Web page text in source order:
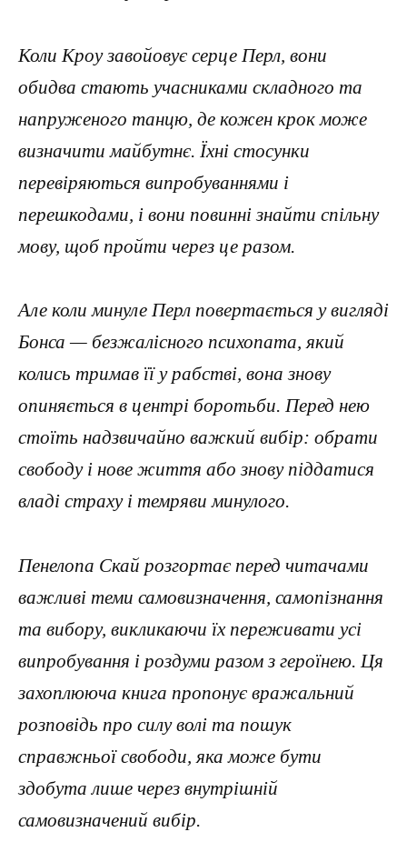
Коли Кроу завойовує серце Перл, вони
обидва стають учасниками складного та
напруженого танцю, де кожен крок може
визначити майбутнє. Їхні стосунки
перевіряються випробуваннями і
перешкодами, і вони повинні знайти спільну
мову, щоб пройти через це разом.
Але коли минуле Перл повертається у вигляді
Бонса — безжалісного психопата, який
колись тримав її у рабстві, вона знову
опиняється в центрі боротьби. Перед нею
стоїть надзвичайно важкий вибір: обрати
свободу і нове життя або знову піддатися
владі страху і темряви минулого.
Пенелопа Скай розгортає перед читачами
важливі теми самовизначення, самопізнання
та вибору, викликаючи їх переживати усі
випробування і роздуми разом з героїнею. Ця
захоплююча книга пропонує вражальний
розповідь про силу волі та пошук
справжньої свободи, яка може бути
здобута лише через внутрішній
самовизначений вибір.